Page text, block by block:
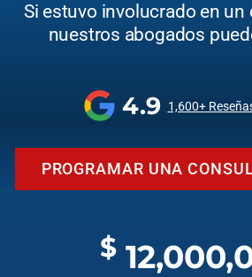
Si estuvo involucrado en
nuestros abogados
4.9 1,600+
PROGRAMAR UNA
$